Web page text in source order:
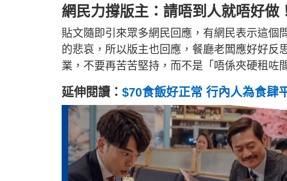
網民力撐版主：請唔到人就唔好做
貼文隨即引來眾多網民回應，有網民表示這個
的悲哀，所以版主也回應，餐廳老闆應好好反
業，不要再苦苦堅持，而不是「唔係夾硬租咗
延伸閱讀： $70食飯好正常 行內人為食肆